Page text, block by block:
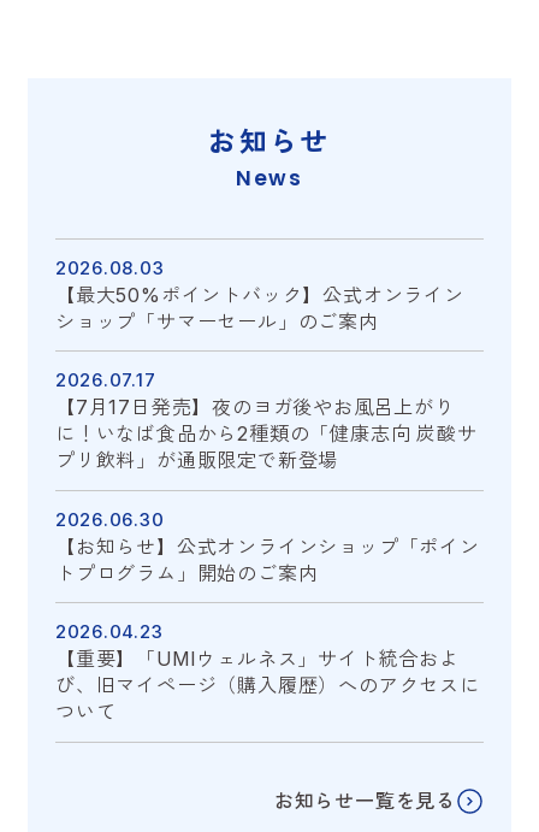
お知らせ
News
2026.08.03
【最大50%ポイントバック】公式オンライン
ショップ「サマーセール」のご案内
2026.07.17
【7月17日発売】夜のヨガ後やお風呂上がり
に！いなば食品から2種類の「健康志向 炭酸サ
プリ飲料」が通販限定で新登場
2026.06.30
【お知らせ】公式オンラインショップ「ポイン
トプログラム」開始のご案内
2026.04.23
【重要】「UMIウェルネス」サイト統合およ
び、旧マイページ（購入履歴）へのアクセスに
ついて
お知らせ一覧を見る